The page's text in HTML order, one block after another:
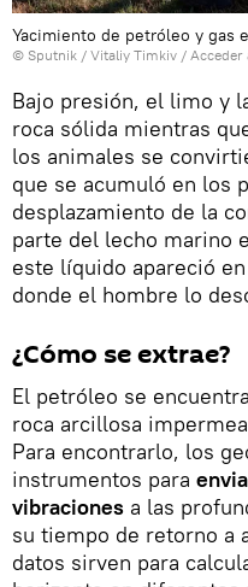
Yacimiento de petróleo y gas
© Sputnik / Vitaliy Timkiv /
Bajo presión, el limo y
roca sólida mientras
los animales se
que se acumuló en los
desplazamiento de la
parte del lecho marino
este líquido apareció
donde el hombre lo
¿Cómo se extrae?
El petróleo se
roca arcillosa
Para encontrarlo, los
instrumentos para
vibraciones a las
su tiempo de retorno a
datos sirven para